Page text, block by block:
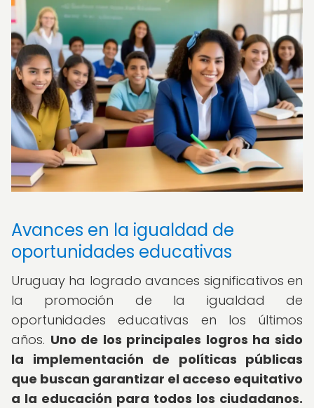
Avances en la igualdad de
oportunidades educativas
Uruguay ha logrado avances significativos en
la promoción de la igualdad de
oportunidades educativas en los últimos
años. Uno de los principales logros ha sido
la implementación de políticas públicas
que buscan garantizar el acceso equitativo
a la educación para todos los ciudadanos.